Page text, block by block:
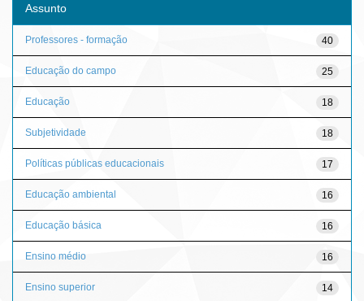
Assunto
40
Professores - formação
25
Educação do campo
18
Educação
18
Subjetividade
17
Políticas públicas educacionais
16
Educação ambiental
16
Educação básica
16
Ensino médio
14
Ensino superior